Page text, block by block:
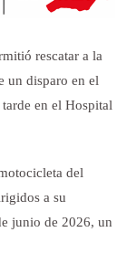
rescatar a la
un disparo en el
en el Hospital
del
a su
junio de 2026, un